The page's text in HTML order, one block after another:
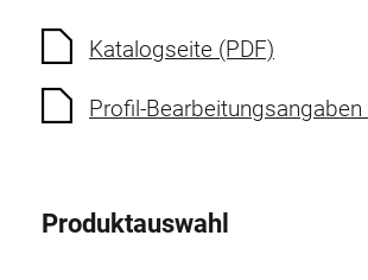
Katalogseite (PDF)
Profil-Bearbeitungsangaben
Produktauswahl